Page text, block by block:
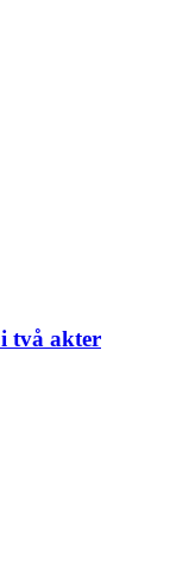
två akter